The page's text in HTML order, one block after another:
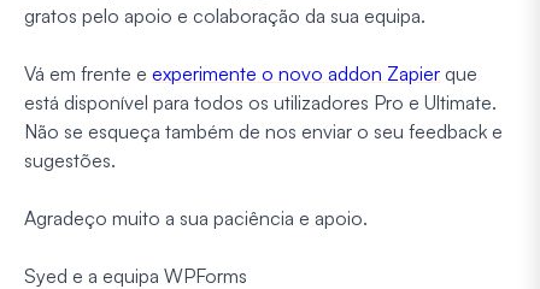
gratos pelo apoio e colaboração da sua equipa.
Vá em frente e experimente o novo addon Zapier que
está disponível para todos os utilizadores Pro e Ultimate.
Não se esqueça também de nos enviar o seu feedback e
sugestões.
Agradeço muito a sua paciência e apoio.
Syed e a equipa WPForms